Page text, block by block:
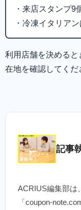
・来店スタンプ9
・冷凍イタリア
利用店舗を決めると
在地を確認してくだ
記事
ACRIUS編集部は
「coupon-